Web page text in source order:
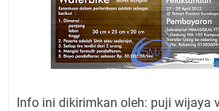
Info ini dikirimkan oleh: puji wijaya